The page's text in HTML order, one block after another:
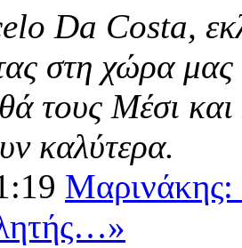
Da Costa,
στη χώρα
τους Μέσι και
καλύτερα.
Μαρινάκης: